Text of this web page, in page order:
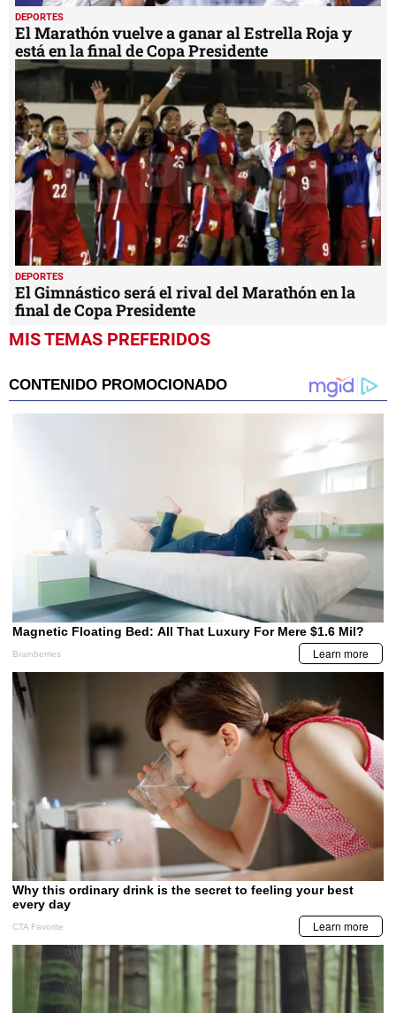
DEPORTES
El Marathón vuelve a ganar al Estrella Roja y
está en la final de Copa Presidente
DEPORTES
El Gimnástico será el rival del Marathón en la
final de Copa Presidente
MIS TEMAS PREFERIDOS